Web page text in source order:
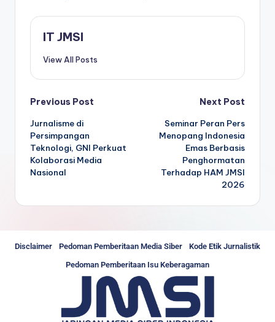
IT JMSI
View All Posts
Previous Post
Jurnalisme di
Persimpangan
Teknologi, GNI Perkuat
Kolaborasi Media
Nasional
Next Post
Seminar Peran Pers
Menopang Indonesia
Emas Berbasis
Penghormatan
Terhadap HAM JMSI
2026
Disclaimer Pedoman Pemberitaan Media Siber
Kode Etik Jurnalistik
Pedoman Pemberitaan Isu Keberagaman